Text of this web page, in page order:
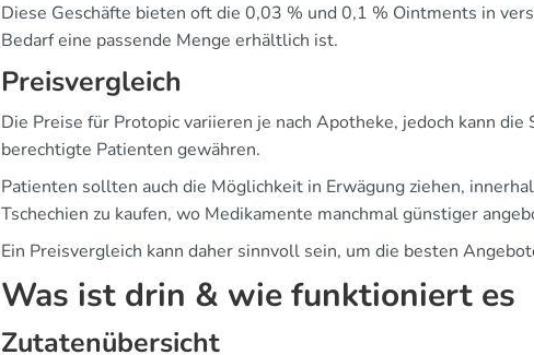
Diese Geschäfte bieten oft die 0,03 % und 0,1 % Ointments in
Bedarf eine passende Menge erhältlich ist.
Preisvergleich
Die Preise für Protopic variieren je nach Apotheke, jedoch kann
berechtigte Patienten gewähren.
Patienten sollten auch die Möglichkeit in Erwägung ziehen,
Tschechien zu kaufen, wo Medikamente manchmal günstiger
Ein Preisvergleich kann daher sinnvoll sein, um die besten
Was ist drin & wie funktioniert es
Zutatenübersicht